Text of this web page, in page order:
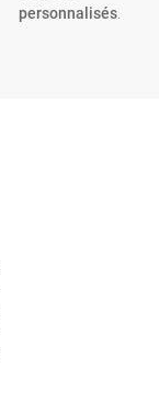
personnalisés